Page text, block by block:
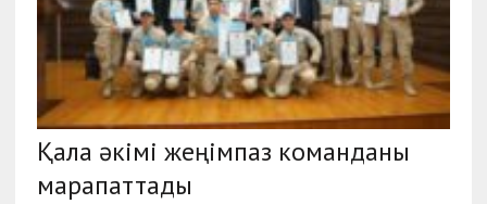
Қала әкімі жеңімпаз команданы
марапаттады